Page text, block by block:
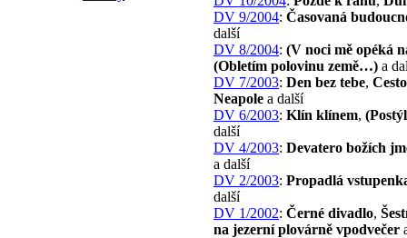
DV 9/2004: Časovaná
další
DV 8/2004: (V noci mě opéká
(Obletím polovinu země…) a
DV 7/2003: Den bez tebe,
Neapole a další
DV 6/2003: Klín klínem,
další
DV 4/2003: Devatero božích
a další
DV 2/2003: Propadlá
další
DV 1/2002: Černé divadlo,
na jezerní plovárně vpodvečer